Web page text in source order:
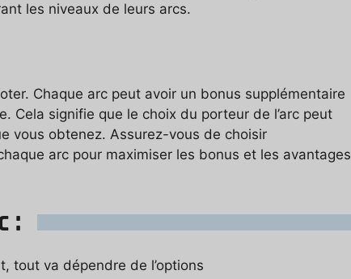
les niveaux de leurs arcs.
Chaque arc peut avoir un bonus supplémentaire
Cela signifie que le choix du porteur de l’arc peut
vous obtenez. Assurez-vous de choisir
arc pour maximiser les bonus et les avantages
:
tout va dépendre de l’options